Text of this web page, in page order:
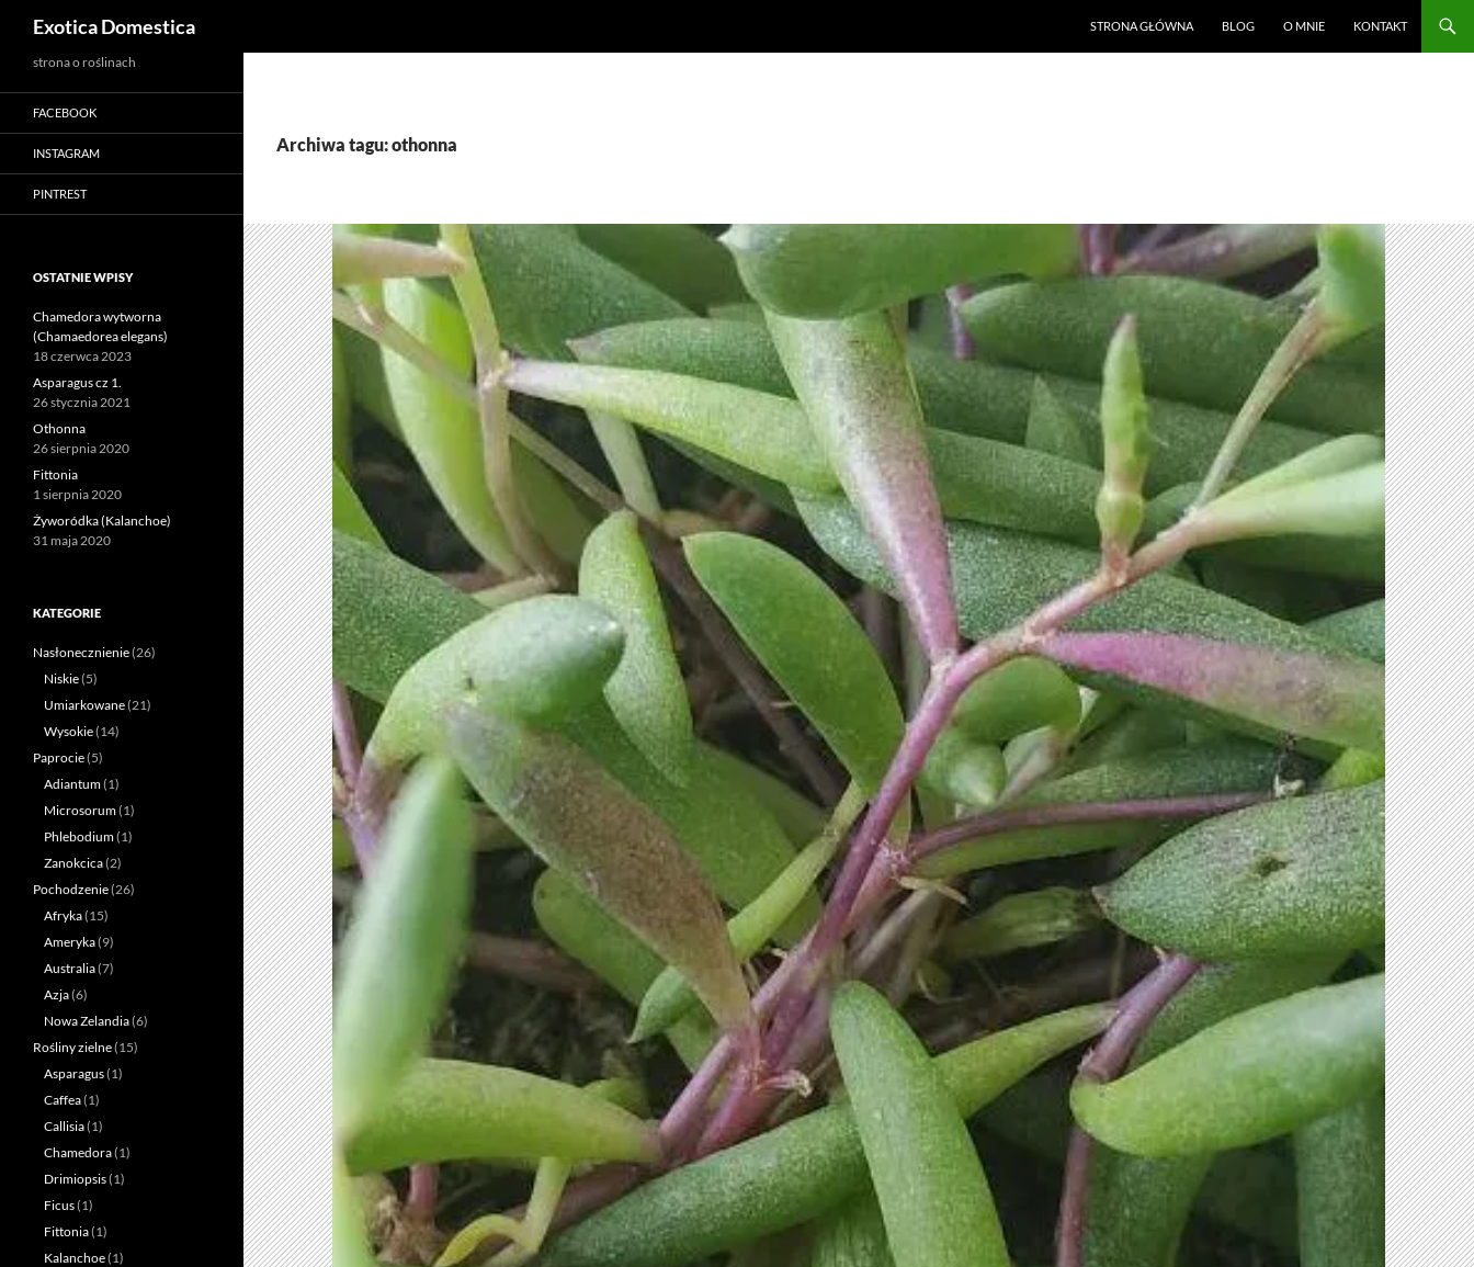
Przejdź
do
treści
Exotica Domestica STRONA GŁÓWNA BLOG O MNIE KONTAKT
Archiwa tagu: othonna
strona o roślinach
FACEBOOK
INSTAGRAM
PINTREST
OSTATNIE WPISY
Chamedora wytworna
(Chamaedorea elegans)
18 czerwca 2023
Asparagus cz 1.
26 stycznia 2021
Othonna
26 sierpnia 2020
Fittonia
1 sierpnia 2020
Żyworódka (Kalanchoe)
31 maja 2020
KATEGORIE
Nasłonecznienie(26)
Niskie(5)
Umiarkowane(21)
Wysokie(14)
Paprocie(5)
Adiantum(1)
Microsorum(1)
Phlebodium(1)
Zanokcica(2)
Pochodzenie(26)
Afryka(15)
Ameryka(9)
Australia(7)
Azja(6)
Nowa Zelandia(6)
Rośliny zielne(15)
Asparagus(1)
Caffea(1)
Callisia(1)
Chamedora(1)
Drimiopsis(1)
Ficus(1)
Fittonia(1)
Kalanchoe(1)